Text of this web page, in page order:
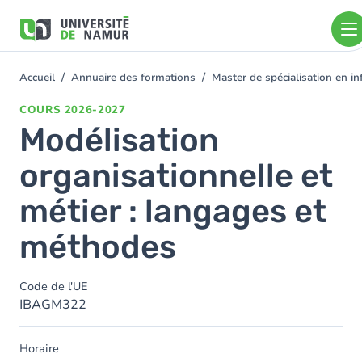
contenu
You
Accueil Annuaire des formations Master de spécialisation en
COURS 2026-2027
Modélisation
organisationnelle et
métier : langages et
méthodes
Code de l'UE
IBAGM322
Horaire